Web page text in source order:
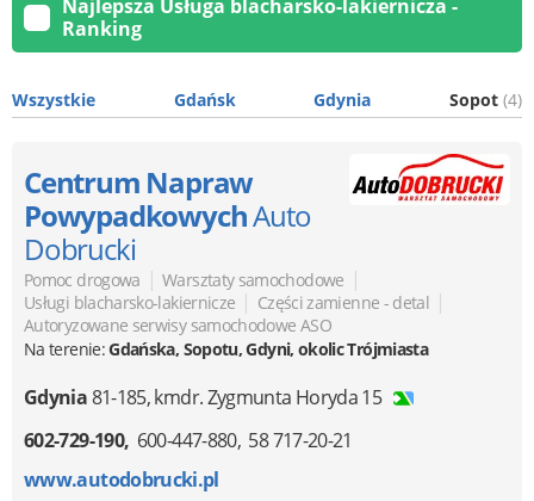
Najlepsza Usługa blacharsko-lakiernicza -
Ranking
Wszystkie Gdańsk Gdynia Sopot (4)
Centrum Napraw
PowypadkowychAuto
Dobrucki
Pomoc drogowa | Warsztaty samochodowe |
Usługi blacharsko-lakiernicze | Części zamienne - detal |
Autoryzowane serwisy samochodowe ASO
Na terenie:Gdańska, Sopotu, Gdyni, okolic Trójmiasta
Gdynia81-185,kmdr. Zygmunta Horyda 15
602-729-190 600-447-880 58 717-20-21
www.autodobrucki.pl